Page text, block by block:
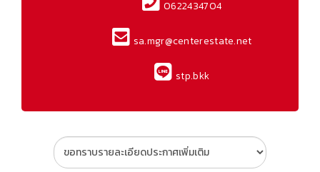
0622434704
sa.mgr@centerestate.net
stp.bkk